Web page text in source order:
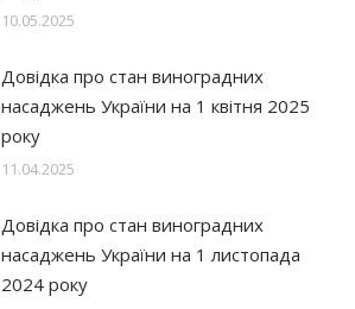
10.05.2025
Довідка про стан виноградних
насаджень України на 1 квітня 2025
року
11.04.2025
Довідка про стан виноградних
насаджень України на 1 листопада
2024 року